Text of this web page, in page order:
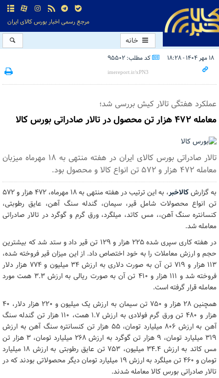
مرجع رسمی اخبار بورس کالای ایران
خانه
۱۸ مهر ۱۴۰۴ - ۱۸:۲۸ کد مطلب: 95502
عملکرد هفتگی تالار کیش بررسی شد؛
معامله ۴۷۲ هزار تن محصول در تالار صادراتی بورس کالا
تالار صادراتی بورس کالای ایران در هفته منتهی به ۱۸ مهرماه میزبان
معامله ۴۷۲ هزار و ۵۷۲ تن انواع کالا و محصول بود.
به گزارشکالاخبر
، به این ترتیب در هفته منتهی به ۱۸ مهرماه، ۴۷۲ هزار و ۵۷۲
تن انواع محصولات شامل قیر، سیمان، گندله سنگ آهن، عایق رطوبتی،
کنسانتره سنگ آهن،، مس کاتد، میلگرد، ورق گرم و گوگرد در تالار صادراتی
معامله شد.
در هفته کاری سپری شده ۲۲۵ هزار و ۱۲۹ تن قیر داد و ستد شد که بیشترین
حجم و ارزش معاملات را به خود اختصاص داد. از این میزان قیر فروخته شده،
۱۱۳ هزار و ۷۱۹ تن آن به صورت دلاری به ارزش ۳۴ میلیون و ۷۷۴ هزار دلار
فروخته شد و ۱۱۱ هزار و ۴۱۰ تن آن به صورت ریالی به ارزش ۳.۳ همت مورد
معامله قرار گرفته است.
همچنین ۲۸ هزار و ۷۵۰ تن سیمان به ارزش یک میلیون و ۲۲۰ هزار دلار، ۴۰
هزار و ۴۸۰ تن ورق گرم فولادی به ارزش ۱.۷ همت، ۱۱۰ هزار تن گندله سنگ
آهن به ارزش ۸۰۶ میلیارد تومان، ۵۵ هزار تن کنسانتره سنگ آهن به ارزش
۳۱۹ میلیارد تومان، ۹ هزار تن گوگرد به ارزش ۲۶۸ میلیارد تومان، ۳ هزار تن
مس کاتد به ارزش ۳۴.۴ میلیون، ۷۵۳ تن عایق رطوبتی به ارزش ۱۸ میلیارد
تومان و ۴۶۰ تن میلگرد به ارزش ۱۹ میلیارد تومان دیگر محصولاتی بودند که در
تالار صادراتی بورس کالا معامله شدند.